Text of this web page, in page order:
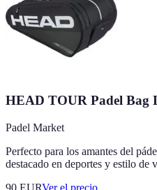
HEAD TOUR Padel Bag
Padel Market
Perfecto para los amantes del
destacado en deportes y estilo de
90 EURVer el precio